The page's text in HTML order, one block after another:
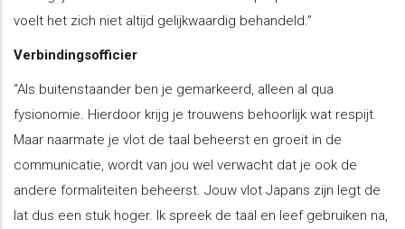
voelt het zich niet altijd gelijkwaardig behandeld.”
Verbindingsofficier
“Als buitenstaander ben je gemarkeerd, alleen al qua
fysionomie. Hierdoor krijg je trouwens behoorlijk wat respijt.
Maar naarmate je vlot de taal beheerst en groeit in de
communicatie, wordt van jou wel verwacht dat je ook de
andere formaliteiten beheerst. Jouw vlot Japans zijn legt de
lat dus een stuk hoger. Ik spreek de taal en leef gebruiken na,